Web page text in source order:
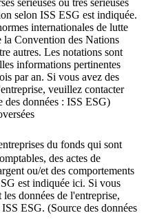
selon ISS ESG est indiquée.
internationales de lutte
la Convention des Nations
autres. Les notations sont
informations pertinentes
par an. Si vous avez des
veuillez contacter
des données : ISS ESG)
du fonds qui sont
des actes de
ou/et des comportements
est indiquée ici. Si vous
données de l'entreprise,
ESG. (Source des données